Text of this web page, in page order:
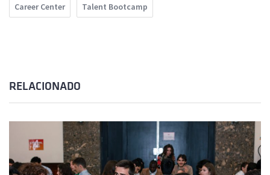
Career Center Talent Bootcamp
RELACIONADO